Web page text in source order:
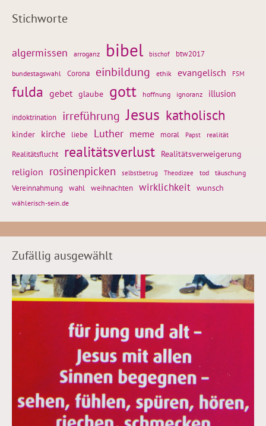
Stichworte
algermissen arroganz bibel bischof btw2017
bundestagswahl Corona einbildung ethik evangelisch FSM
fulda gebet glaube gott hoffnung ignoranz illusion
indoktrination irreführung Jesus katholisch
kinder kirche liebe Luther meme moral Papst realität
Realitätsflucht realitätsverlust Realitätsverweigerung
religion rosinenpicken selbstbetrug Theodizee tod täuschung
Vereinnahmung wahl weihnachten wirklichkeit wunsch
wählerisch-sein.de
Zufällig ausgewählt